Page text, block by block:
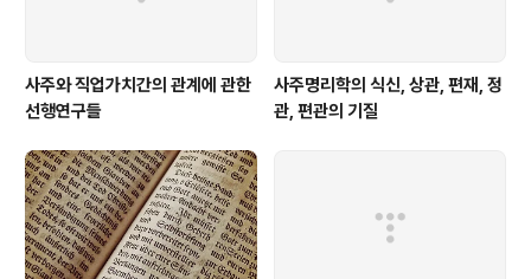
사주와 직업가치간의 관계에 관한
선행연구들
사주명리학의 식신, 상관, 편재, 정
관, 편관의 기질